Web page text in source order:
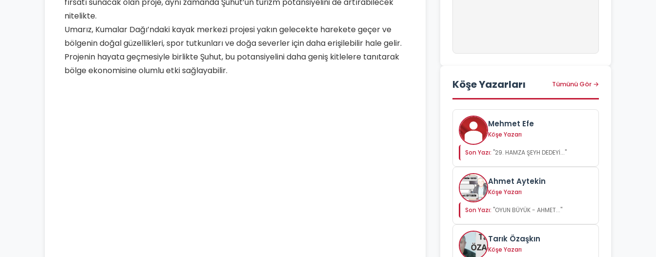
nitelikte.
Umarız, Kumalar Dağı’ndaki kayak merkezi projesi yakın gelecekte harekete geçer ve
bölgenin doğal güzellikleri, spor tutkunları ve doğa severler için daha erişilebilir hale gelir.
Projenin hayata geçmesiyle birlikte Şuhut, bu potansiyelini daha geniş kitlelere tanıtarak
bölge ekonomisine olumlu etki sağlayabilir.
Köşe Yazarları Tümünü Gör →
Mehmet Efe
Köşe Yazarı
Son Yazı: "29. HAMZA ŞEYH DEDEYİ..."
Ahmet Aytekin
Köşe Yazarı
Son Yazı: "OYUN BÜYÜK - AHMET..."
Tarık Özaşkın
Köşe Yazarı